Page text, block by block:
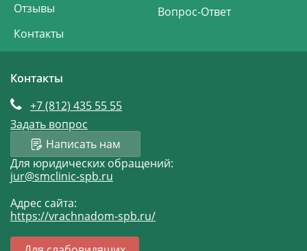
Отзывы
Контакты
Вопрос-Ответ
Контакты
+7 (812) 435 55 55
Задать вопрос
Написать нам
Для юридических обращений:
jur@smclinic-spb.ru
Адрес сайта:
https://vrachnadom-spb.ru/